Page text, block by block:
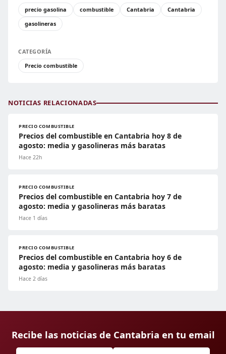
precio gasolina
combustible Cantabria
Cantabria
gasolineras
CATEGORÍA
Precio combustible
NOTICIAS RELACIONADAS
PRECIO COMBUSTIBLE
Precios del combustible en Cantabria hoy 8 de
agosto: media y gasolineras más baratas
Hace 22h
PRECIO COMBUSTIBLE
Precios del combustible en Cantabria hoy 7 de
agosto: media y gasolineras más baratas
Hace 1 días
PRECIO COMBUSTIBLE
Precios del combustible en Cantabria hoy 6 de
agosto: media y gasolineras más baratas
Hace 2 días
Recibe las noticias de Cantabria en tu email